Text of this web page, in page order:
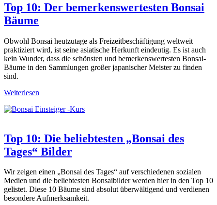
Top 10: Der bemerkenswertesten Bonsai
Bäume
Obwohl Bonsai heutzutage als Freizeitbeschäftigung weltweit
praktiziert wird, ist seine asiatische Herkunft eindeutig. Es ist auch
kein Wunder, dass die schönsten und bemerkenswertesten Bonsai-
Bäume in den Sammlungen großer japanischer Meister zu finden
sind.
Weiterlesen
Top 10: Die beliebtesten „Bonsai des
Tages“ Bilder
Wir zeigen einen „Bonsai des Tages“ auf verschiedenen sozialen
Medien und die beliebtesten Bonsaibilder werden hier in den Top 10
gelistet. Diese 10 Bäume sind absolut überwältigend und verdienen
besondere Aufmerksamkeit.